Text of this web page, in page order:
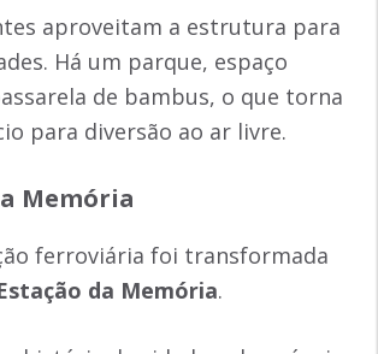
aproveitam a estrutura para
Há um parque, espaço
de bambus, o que torna
para diversão ao ar livre.
Memória
ferroviária foi transformada
da Memória.